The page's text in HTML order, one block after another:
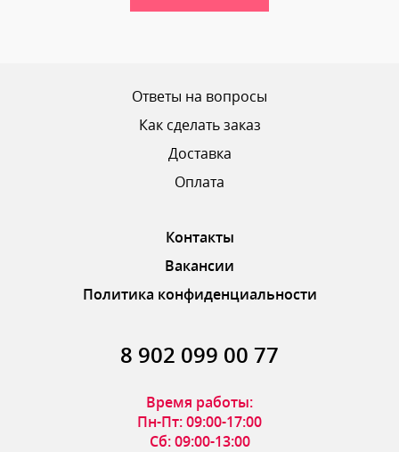
Ответы на вопросы
Как сделать заказ
Доставка
Оплата
Контакты
Вакансии
Политика конфиденциальности
8 902 099 00 77
Время работы:
Пн-Пт: 09:00-17:00
Сб: 09:00-13:00